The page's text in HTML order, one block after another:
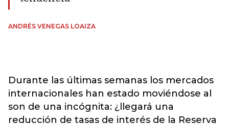
ANDRÉS VENEGAS LOAIZA
Durante las últimas semanas los mercados
internacionales han estado moviéndose al
son de una incógnita: ¿llegará una
reducción de tasas de interés de la Reserva